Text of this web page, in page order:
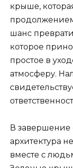
крыше,
шанс
которое
простое в
атмосферу.
В завершение
архитектура
вместе с